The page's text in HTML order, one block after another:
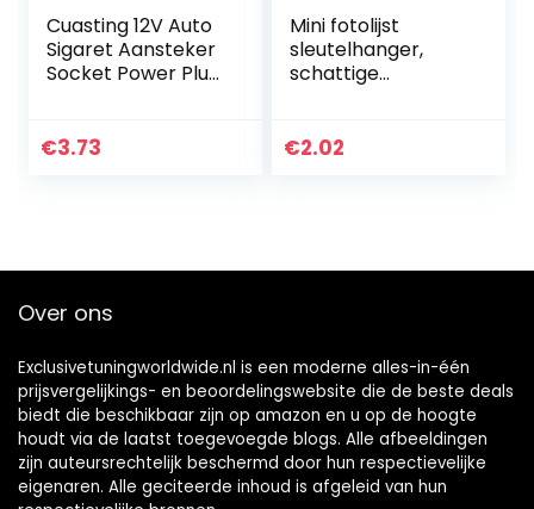
Cuasting 12V Auto
Sigaret Aansteker
Socket Power Plug
Adapter
€3.73
Mini fotolijst
sleutelhanger,
schattige
metalen duurzame
€2.02
Over ons
Exclusivetuningworldwide.nl is een moderne alles-in-één
prijsvergelijkings- en beoordelingswebsite die de beste deals
biedt die beschikbaar zijn op amazon en u op de hoogte
houdt via de laatst toegevoegde blogs. Alle afbeeldingen
zijn auteursrechtelijk beschermd door hun respectievelijke
eigenaren. Alle geciteerde inhoud is afgeleid van hun